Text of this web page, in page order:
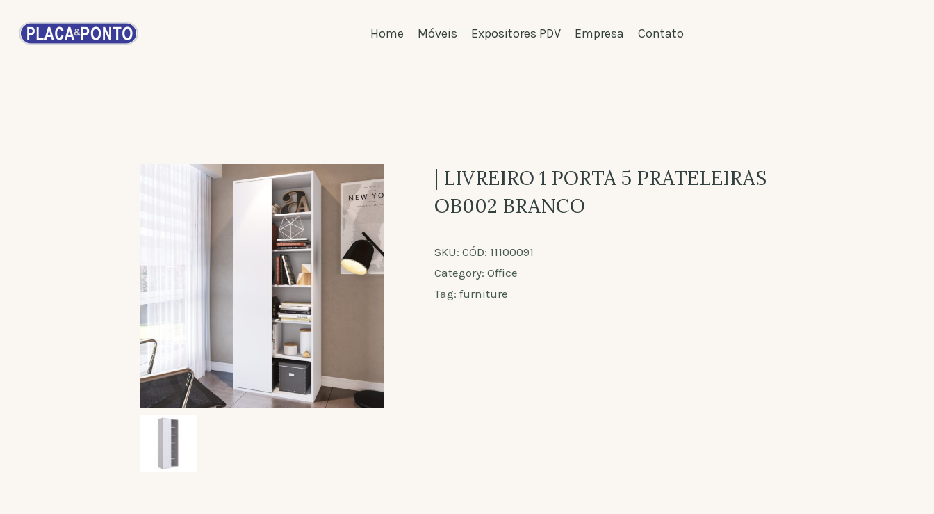
Home Móveis Expositores PDV Empresa Contato
| LIVREIRO 1 PORTA 5 PRATELEIRAS
OB002 BRANCO
SKU: CÓD: 11100091
Category: Office
Tag: furniture